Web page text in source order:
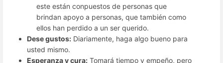
este están conpuestos de personas que
brindan apoyo a personas, que también como
ellos han perdido a un ser querido.
Dese gustos: Diariamente, haga algo bueno para
usted mismo.
Esperanza y cura: Tomará tiempo y empeño, pero